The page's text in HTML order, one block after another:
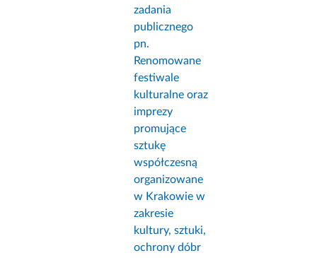
zadania
publicznego
pn.
Renomowane
festiwale
kulturalne oraz
imprezy
promujące
sztukę
współczesną
organizowane
w Krakowie w
zakresie
kultury, sztuki,
ochrony dóbr